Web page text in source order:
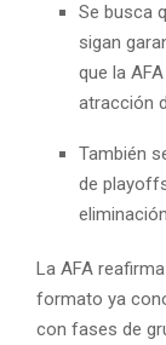
Se busca
sigan
que la
atracción
También
de
La AFA
formato ya
con fases de